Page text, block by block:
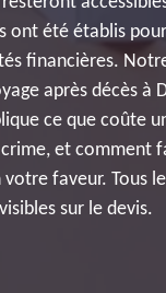
ont été établis
financières.
après décès à
ce que coûte
crime, et comment
faveur. Tous
sur le devis.